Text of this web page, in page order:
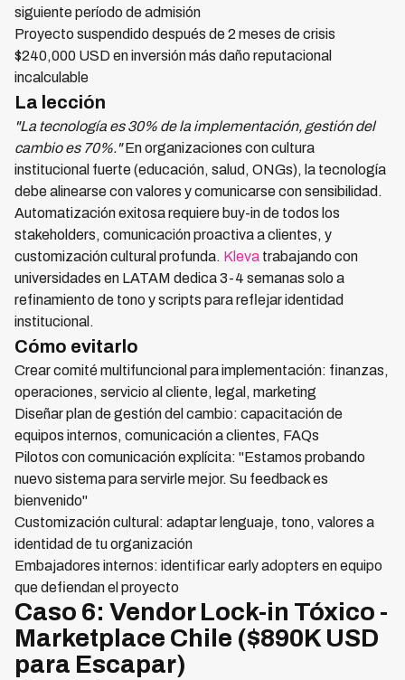
siguiente período de admisión
Proyecto suspendido después de 2 meses de crisis
$240,000 USD en inversión más daño reputacional
incalculable
La lección
"La tecnología es 30% de la implementación, gestión del
cambio es 70%."En organizaciones con cultura
institucional fuerte (educación, salud, ONGs), la tecnología
debe alinearse con valores y comunicarse con sensibilidad.
Automatización exitosa requiere buy-in de todos los
stakeholders, comunicación proactiva a clientes, y
customización cultural profunda. Kleva trabajando con
universidades en LATAM dedica 3-4 semanas solo a
refinamiento de tono y scripts para reflejar identidad
institucional.
Cómo evitarlo
Crear comité multifuncional para implementación: finanzas,
operaciones, servicio al cliente, legal, marketing
Diseñar plan de gestión del cambio: capacitación de
equipos internos, comunicación a clientes, FAQs
Pilotos con comunicación explícita: "Estamos probando
nuevo sistema para servirle mejor. Su feedback es
bienvenido"
Customización cultural: adaptar lenguaje, tono, valores a
identidad de tu organización
Embajadores internos: identificar early adopters en equipo
que defiendan el proyecto
Caso 6: Vendor Lock-in Tóxico -
Marketplace Chile ($890K USD
para Escapar)